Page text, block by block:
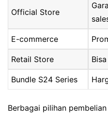
Official Store
E-commerce
Retail Store
Bundle S24 Series
Berbagai pilihan